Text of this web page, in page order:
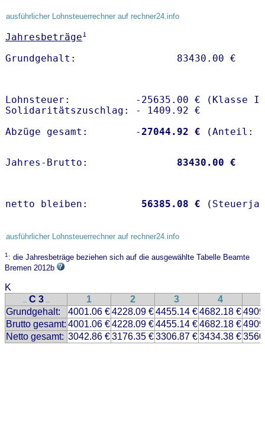
ausführlicher Lohnsteuerrechner auf rechner24.info
Jahresbeträge1
Lohnsteuer:           -25635.00 € (Klasse I)
Solidaritätszuschlag: - 1409.92 €
Abzüge gesamt:        -27044.92 €
Jahres-Brutto: 83430.00 €
netto bleiben: 56385.08 €
ausführlicher Lohnsteuerrechner auf rechner24.info
1: die Jahresbeträge beziehen sich auf die ausgewählte Tabelle Beamte
Bremen 2012b
K
.. C 3 .. 1 2 3 4
Grundgehalt:
4001.06 €4228.09 €4455.14 €4682.18 €
Brutto gesamt: 4001.06 €4228.09 €4455.14 €4682.18 €
Netto gesamt: 3042.86 €3176.35 €3306.87 €3434.38 €